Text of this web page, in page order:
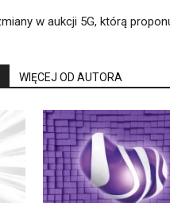
w aukcji 5G, którą
WIĘCEJ OD AUTORA